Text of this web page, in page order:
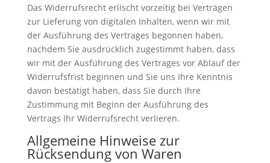
Das Widerrufsrecht erlischt vorzeitig bei Verträgen
zur Lieferung von digitalen Inhalten, wenn wir mit
der Ausführung des Vertrages begonnen haben,
nachdem Sie ausdrücklich zugestimmt haben, dass
wir mit der Ausführung des Vertrages vor Ablauf der
Widerrufsfrist beginnen und Sie uns Ihre Kenntnis
davon bestätigt haben, dass Sie durch Ihre
Zustimmung mit Beginn der Ausführung des
Vertrags Ihr Widerrufsrecht verlieren.
Allgemeine Hinweise zur
Rücksendung von Waren